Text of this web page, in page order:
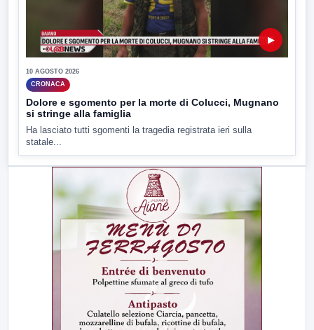
▶
10 AGOSTO 2026
CRONACA
Dolore e sgomento per la morte di Colucci, Mugnano
si stringe alla famiglia
Ha lasciato tutti sgomenti la tragedia registrata ieri sulla
statale...